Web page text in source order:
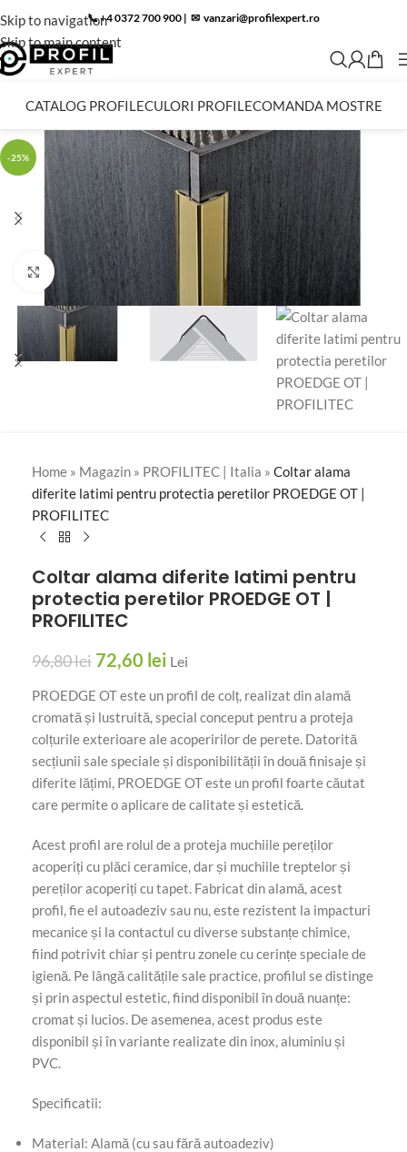
Skip to navigation
Skip to main content
📞 +4 0372 700 900 | ✉︎ vanzari@profilexpert.ro
CATALOG PROFILECULORI PROFILECOMANDA MOSTRE
-25%
Click to enlarge
Home » Magazin » PROFILITEC | Italia » Coltar alama
diferite latimi pentru protectia peretilor PROEDGE OT |
PROFILITEC
Coltar alama diferite latimi pentru
protectia peretilor PROEDGE OT |
PROFILITEC
96,80lei 72,60 lei Lei
PROEDGE OT este un profil de colț, realizat din alamă
cromată și lustruită, special conceput pentru a proteja
colțurile exterioare ale acoperirilor de perete. Datorită
secțiunii sale speciale și disponibilității în două finisaje și
diferite lățimi, PROEDGE OT este un profil foarte căutat
care permite o aplicare de calitate și estetică.
Acest profil are rolul de a proteja muchiile pereților
acoperiți cu plăci ceramice, dar și muchiile treptelor și
pereților acoperiți cu tapet. Fabricat din alamă, acest
profil, fie el autoadeziv sau nu, este rezistent la impacturi
mecanice și la contactul cu diverse substanțe chimice,
fiind potrivit chiar și pentru zonele cu cerințe speciale de
igienă. Pe lângă calitățile sale practice, profilul se distinge
și prin aspectul estetic, fiind disponibil în două nuanțe:
cromat și lucios. De asemenea, acest produs este
disponibil și în variante realizate din inox, aluminiu și
PVC.
Specificatii:
Material: Alamă (cu sau fără autoadeziv)